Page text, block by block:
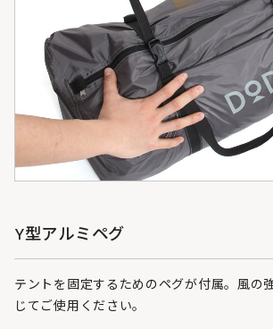
Y型アルミペグ
テントを固定するためのペグが付属。風の
じてご使用ください。